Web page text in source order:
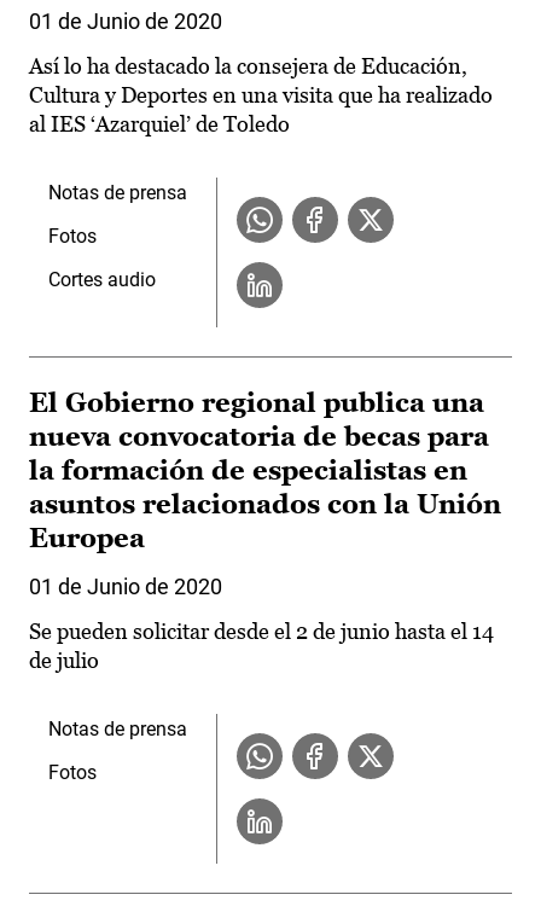
01 de Junio de 2020
Así lo ha destacado la consejera de Educación,
Cultura y Deportes en una visita que ha realizado
al IES ‘Azarquiel’ de Toledo
Notas de prensa
Fotos
Cortes audio
El Gobierno regional publica una
nueva convocatoria de becas para
la formación de especialistas en
asuntos relacionados con la Unión
Europea
01 de Junio de 2020
Se pueden solicitar desde el 2 de junio hasta el 14
de julio
Notas de prensa
Fotos